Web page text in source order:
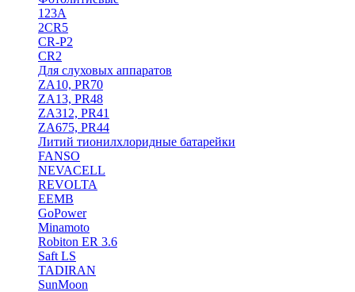
123A
2CR5
CR-P2
CR2
Для слуховых аппаратов
ZA10, PR70
ZA13, PR48
ZA312, PR41
ZA675, PR44
Литий тионилхлоридные батарейки
FANSO
NEVACELL
REVOLTA
EEMB
GoPower
Minamoto
Robiton ER 3.6
Saft LS
TADIRAN
SunMoon